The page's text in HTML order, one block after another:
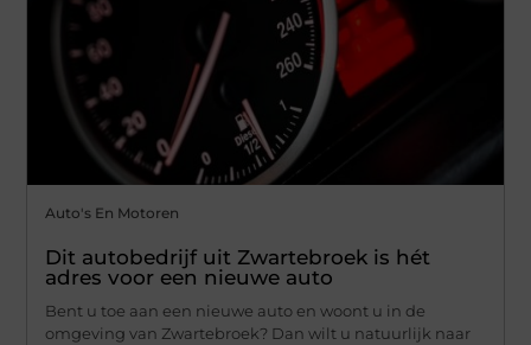
Auto's En Motoren
Dit autobedrijf uit Zwartebroek is hét
adres voor een nieuwe auto
Bent u toe aan een nieuwe auto en woont u in de
omgeving van Zwartebroek? Dan wilt u natuurlijk naar